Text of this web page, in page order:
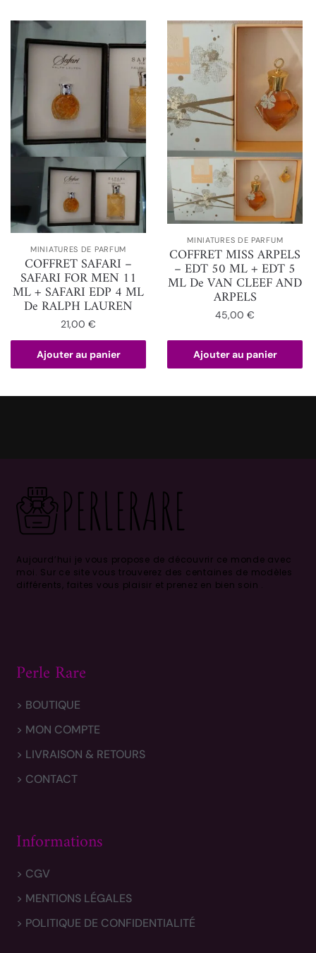
MINIATURES DE PARFUM
COFFRET SAFARI –
SAFARI FOR MEN 11
ML + SAFARI EDP 4 ML
De RALPH LAUREN
21,00€
Ajouter au panier
MINIATURES DE PARFUM
COFFRET MISS ARPELS
– EDT 50 ML + EDT 5
ML De VAN CLEEF AND
ARPELS
45,00€
Ajouter au panier
Aujourd’hui je vous propose de découvrir ce monde avec
moi. Sur ce site vous trouverez des centaines de modèles
différents, faites vous plaisir et prenez en bien soin .
Perle Rare
> BOUTIQUE
> MON COMPTE
> LIVRAISON & RETOURS
> CONTACT
Informations
> CGV
> MENTIONS LÉGALES
> POLITIQUE DE CONFIDENTIALITÉ